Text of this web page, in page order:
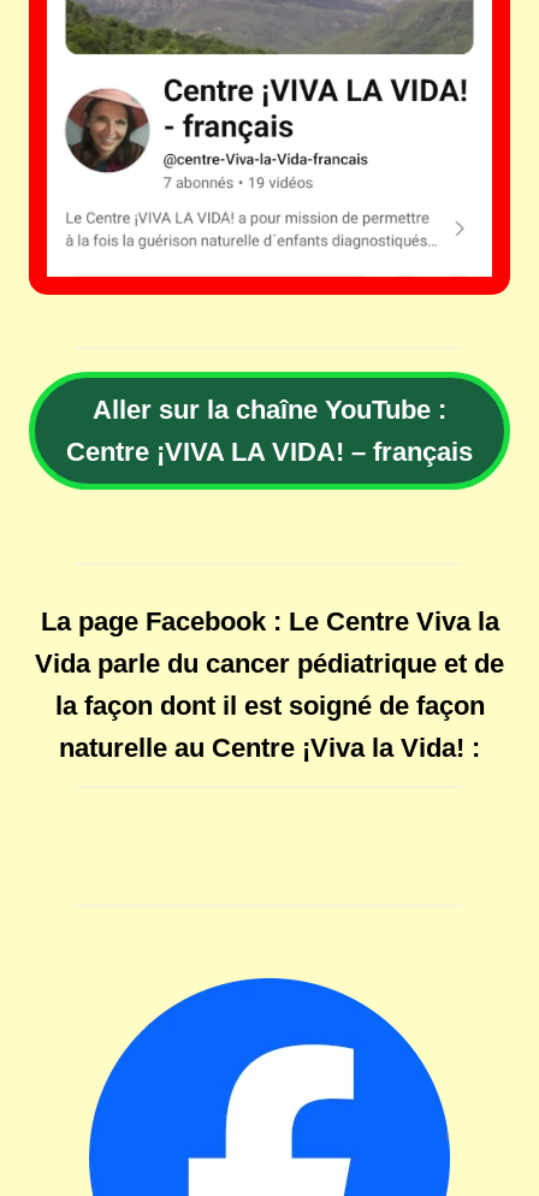
Aller sur la chaîne YouTube :
Centre ¡VIVA LA VIDA! – français
La page Facebook : Le Centre Viva la
Vida parle du cancer pédiatrique et de
la façon dont il est soigné de façon
naturelle au Centre ¡Viva la Vida! :